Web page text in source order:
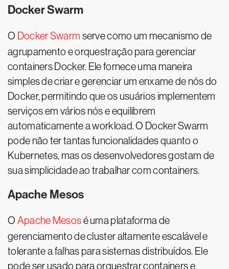
Docker Swarm
O Docker Swarm serve como um mecanismo de
agrupamento e orquestração para gerenciar
containers Docker. Ele fornece uma maneira
simples de criar e gerenciar um enxame de nós do
Docker, permitindo que os usuários implementem
serviços em vários nós e equilibrem
automaticamente a workload. O Docker Swarm
pode não ter tantas funcionalidades quanto o
Kubernetes, mas os desenvolvedores gostam de
sua simplicidade ao trabalhar com containers.
Apache Mesos
O Apache Mesosé uma plataforma de
gerenciamento de cluster altamente escalável e
tolerante a falhas para sistemas distribuídos. Ele
pode ser usado para orquestrar containers e